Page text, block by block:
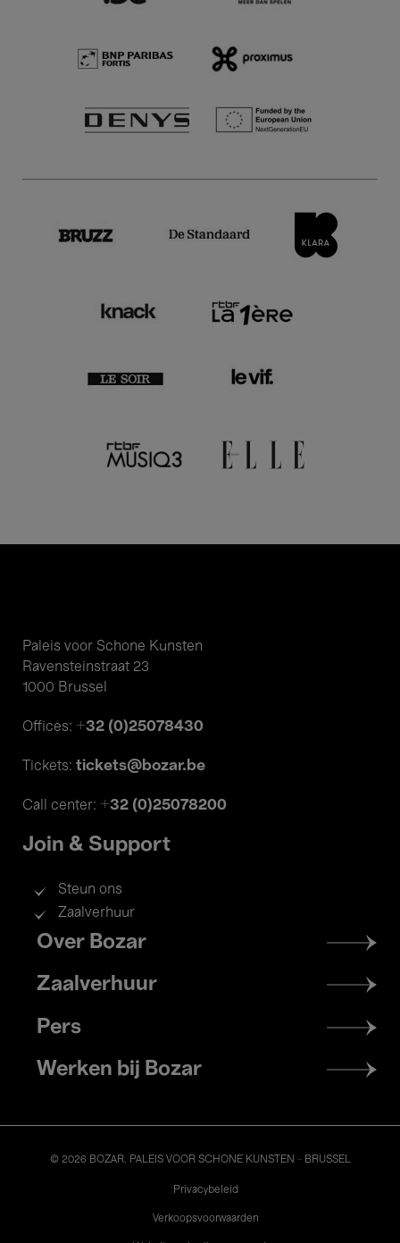
Paleis voor Schone Kunsten
Ravensteinstraat 23
1000 Brussel
Offices: +32 (0)25078430
Tickets: tickets@bozar.be
Call center: +32 (0)25078200
Join & Support
Steun ons
Zaalverhuur
Footer
menu
Over Bozar
Zaalverhuur
Pers
Werken bij Bozar
© 2026 BOZAR. PALEIS VOOR SCHONE KUNSTEN - BRUSSEL
Privacybeleid
Verkoopsvoorwaarden